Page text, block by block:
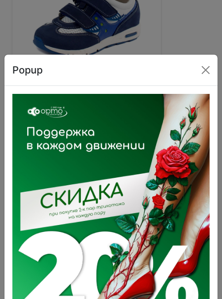
Кроссовки синие с белым 091-
711 (36 синий)
3 690 ₽
Popup